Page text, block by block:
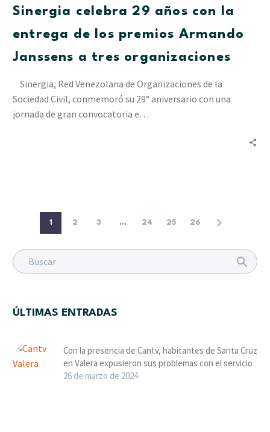
la
entrega
los
Armando
Janssens
a
Sinergia celebra 29 años con la
entrega de los premios Armando
Janssens a tres organizaciones
Sinergia, Red Venezolana de Organizaciones de la
Sociedad Civil, conmemoró su 29° aniversario con una
jornada de gran convocatoria e…
1 2 3 ... 24 25 26
ÚLTIMAS ENTRADAS
Con la presencia de Cantv, habitantes de Santa Cruz
en Valera expusieron sus problemas con el servicio
26 de marzo de 2024